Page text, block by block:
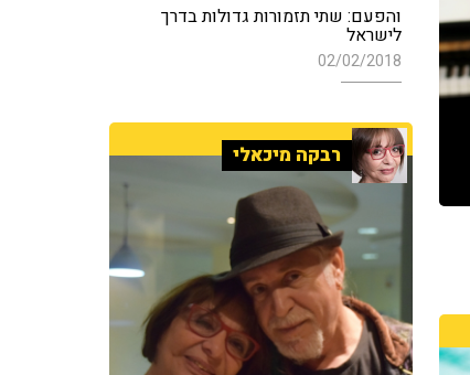
והפעם: שתי תזמורות גדולות בדרך
לישראל
02/02/2018
רבקה מיכאלי